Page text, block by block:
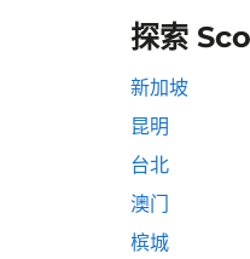
探索
新加坡
昆明
台北
澳门
槟城